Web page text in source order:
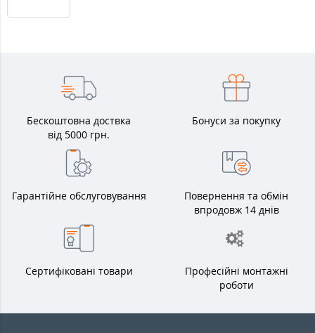
Бескоштовна доствка
від 5000 грн.
Бонуси за покупку
Гарантійне обслуговування
Повернення та обмін
впродовж 14 днів
Сертифіковані товари
Професійні монтажні
роботи